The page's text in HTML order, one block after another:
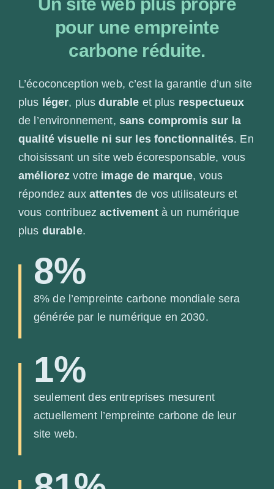
Un site web plus propre
pour une empreinte
carbone réduite.
L’écoconception web, c’est la garantie d’un site
plus léger, plusdurable et plus respectueux
de l’environnement, sans compromis sur la
qualité visuelle ni sur les fonctionnalités. En
choisissant un site web écoresponsable, vous
améliorez votre image de marque, vous
répondez aux attentes de vos utilisateurs et
vous contribuezactivementà un numérique
plus durable.
8%
8% de l’empreinte carbone mondiale sera
générée par le numérique en 2030.
1%
seulement des entreprises mesurent
actuellement l’empreinte carbone de leur
site web.